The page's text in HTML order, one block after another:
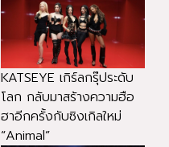
KATSEYE เกิร์ลกรุ๊ประดับ
โลก กลับมาสร้างความฮือ
ฮาอีกครั้งกับซิงเกิลใหม่
“Animal”